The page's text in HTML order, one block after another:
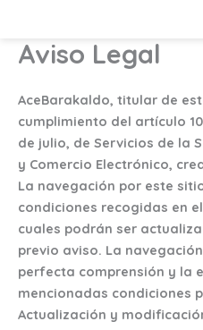
contenido
Aviso Legal
AceBarakaldo, titular de
cumplimiento del artículo
de julio, de Servicios de la
y Comercio Electrónico,
La navegación por este
condiciones recogidas en
cuales podrán ser
previo aviso. La
perfecta comprensión y la
mencionadas condiciones
Actualización y